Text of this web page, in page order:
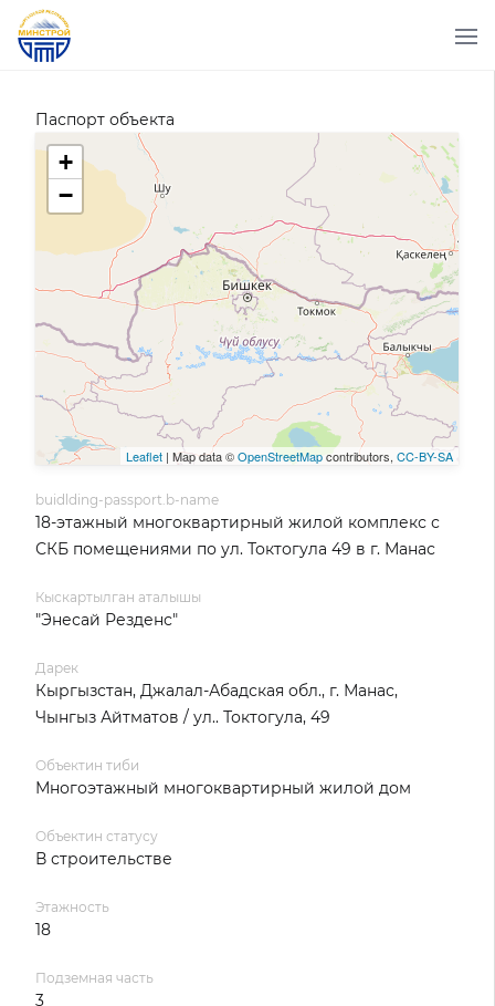
Паспорт объекта
+
−
Leaflet | Map data ©OpenStreetMapcontributors, CC-BY-SA
buidlding-passport.b-name
18-этажный многоквартирный жилой комплекс с
СКБ помещениями по ул. Токтогула 49 в г. Манас
Кыскартылган аталышы
"Энесай Резденс"
Дарек
Кыргызстан, Джалал-Абадская обл., г. Манас,
Чынгыз Айтматов / ул.. Токтогула, 49
Объектин тиби
Многоэтажный многоквартирный жилой дом
Объектин статусу
В строительстве
Этажность
18
Подземная часть
3